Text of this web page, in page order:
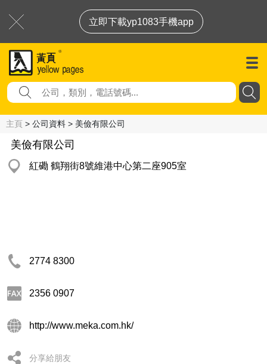
立即下載yp1083手機app
主頁 > 公司資料 > 美儉有限公司
美儉有限公司
紅磡 鶴翔街8號維港中心第二座905室
2774 8300
2356 0907
http://www.meka.com.hk/
分享給朋友